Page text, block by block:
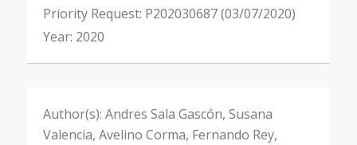
Priority Request: P202030687 (03/07/2020)
Year: 2020
Author(s): Andres Sala Gascón, Susana
Valencia, Avelino Corma, Fernando Rey,